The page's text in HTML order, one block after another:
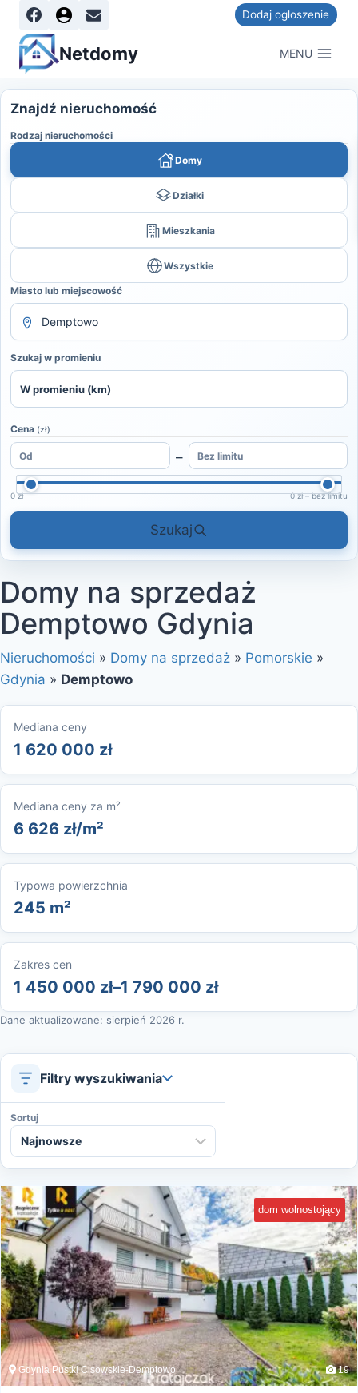
Dodaj ogłoszenie
Netdomy MENU
Znajdź nieruchomość
Rodzaj nieruchomości
Domy
Działki
Mieszkania
Wszystkie
Miasto lub miejscowość
Szukaj w promieniu
Cena (zł)
–
0 zł 0 zł – bez limitu
Szukaj
Domy na sprzedaż
Demptowo Gdynia
Nieruchomości » Domy na sprzedaż » Pomorskie »
Gdynia » Demptowo
Mediana ceny
1 620 000 zł
Mediana ceny za m²
6 626 zł/m²
Typowa powierzchnia
245 m²
Zakres cen
1 450 000 zł–1 790 000 zł
Dane aktualizowane: sierpień 2026 r.
Filtry wyszukiwania
Sortuj
dom wolnostojący
Gdynia Pustki Cisowskie-Demptowo 19